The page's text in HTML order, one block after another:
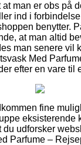
at man er obs på
ind i
benytter.
at man altid
man senere vil
Med
efter en vare til
fine
eksisterende
du udforsker
Parfume –